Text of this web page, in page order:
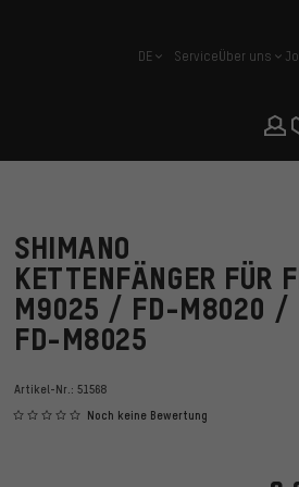
Deutsch
DE ServiceÜber uns
SHIMANO
KETTENFÄNGER FÜR
M9025 / FD-M8020 /
FD-M8025
Artikel-Nr.: 51568
Noch keine Bewertung